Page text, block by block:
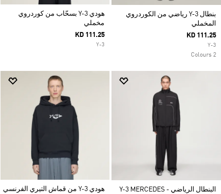
بنطال Y-3 رياضي من الكوردروي
المخملي
KD 111.25
Y-3
2 Colours
هودي Y-3 بسحّاب من كوردروي
مخملي
KD 111.25
Y-3
البنطال الرياضي Y-3 MERCEDES -
هودي Y-3 من قماش التيري الفرنسي